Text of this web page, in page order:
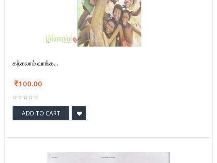
கற்கலாம் வாங்க...
100.00
ADD TO CART